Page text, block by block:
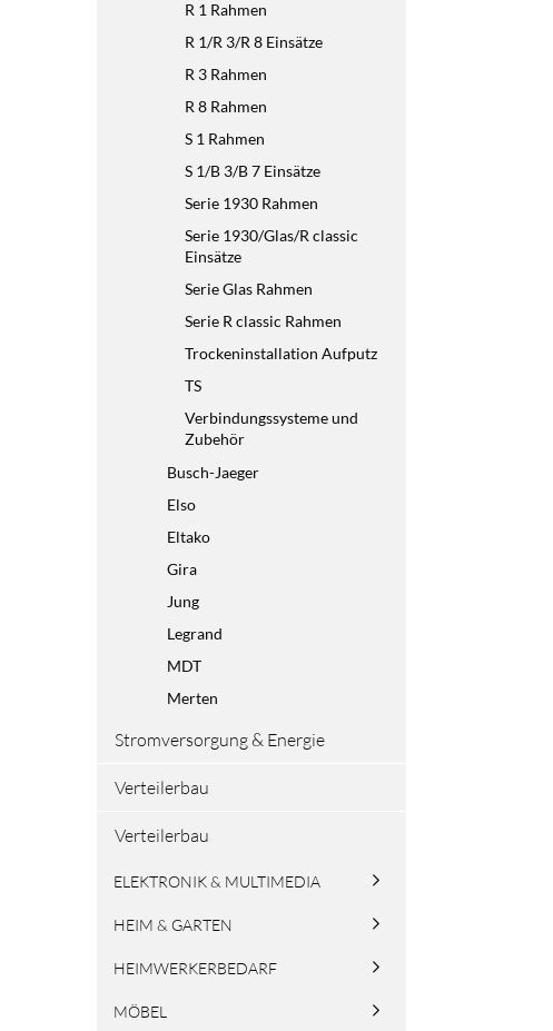
R 1 Rahmen
R 1/R 3/R 8 Einsätze
R 3 Rahmen
R 8 Rahmen
S 1 Rahmen
S 1/B 3/B 7 Einsätze
Serie 1930 Rahmen
Serie 1930/Glas/R classic
Einsätze
Serie Glas Rahmen
Serie R classic Rahmen
Trockeninstallation Aufputz
TS
Verbindungssysteme und
Zubehör
Busch-Jaeger
Elso
Eltako
Gira
Jung
Legrand
MDT
Merten
Stromversorgung & Energie
Verteilerbau
Verteilerbau
ELEKTRONIK & MULTIMEDIA
HEIM & GARTEN
HEIMWERKERBEDARF
MÖBEL